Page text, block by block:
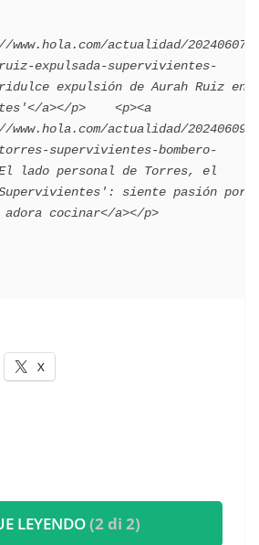
actualidad/202406072
expulsada-supervivientes-
expulsión de Aurah Ruiz en
a></p>    <p><a
actualidad/202406092
supervivientes-bombero-
lado personal de Torres, el
siente pasión por
X
LEYENDO(2 di 2)